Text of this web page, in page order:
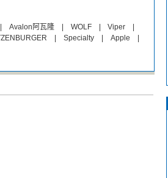
Avalon阿瓦隆| WOLF| Viper |
| Specialty| Apple |